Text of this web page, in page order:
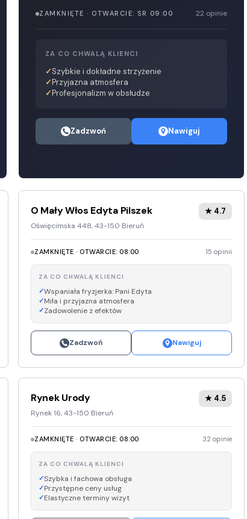
ZAMKNIĘTE · OTWARCIE: SR 09:00 22 opinie
ZA CO CHWALĄ KLIENCI
Szybkie i dokładne strzyżenie
Przyjazna atmosfera
Profesjonalizm w obsłudze
Zadzwoń Nawiguj
O Mały Włos Edyta Pilszek
Oświęcimska 448, 43-150 Bieruń
★ 4.7
ZAMKNIĘTE · OTWARCIE: 08:00 15 opinii
ZA CO CHWALĄ KLIENCI
Wspaniała fryzjerka: Pani Edyta
Miła i przyjazna atmosfera
Zadowolenie z efektów
Zadzwoń Nawiguj
Rynek Urody
Rynek 16, 43-150 Bieruń
★ 4.5
ZAMKNIĘTE · OTWARCIE: 08:00 32 opinie
ZA CO CHWALĄ KLIENCI
Szybka i fachowa obsługa
Przystępne ceny usług
Elastyczne terminy wizyt